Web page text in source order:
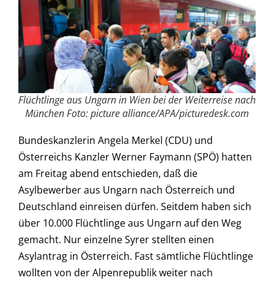
Flüchtlinge aus Ungarn in Wien bei der Weiterreise nach
München Foto: picture alliance/APA/picturedesk.com
Bundeskanzlerin Angela Merkel (CDU) und
Österreichs Kanzler Werner Faymann (SPÖ) hatten
am Freitag abend entschieden, daß die
Asylbewerber aus Ungarn nach Österreich und
Deutschland einreisen dürfen. Seitdem haben sich
über 10.000 Flüchtlinge aus Ungarn auf den Weg
gemacht. Nur einzelne Syrer stellten einen
Asylantrag in Österreich. Fast sämtliche Flüchtlinge
wollten von der Alpenrepublik weiter nach